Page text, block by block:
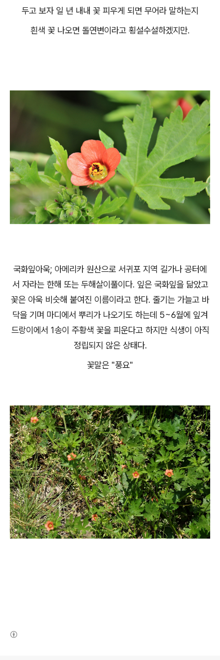
두고 보자 일 년 내내 꽃 피우게 되면 무어라 말하는지
흰색 꽃 나오면 돌연변이라고 횡설수설하겠지만.
국화잎아욱; 아메리카 원산으로 서귀포 지역 길가나 공터에
서 자라는 한해 또는 두해살이풀이다. 잎은 국화잎을 닮았고
꽃은 아욱 비슷해 붙여진 이름이라고 한다. 줄기는 가늘고 바
닥을 기며 마디에서 뿌리가 나오기도 하는데 5~6월에 잎겨
드랑이에서 1송이 주황색 꽃을 피운다고 하지만 식생이 아직
정립되지 않은 상태다.
꽃말은 "풍요"